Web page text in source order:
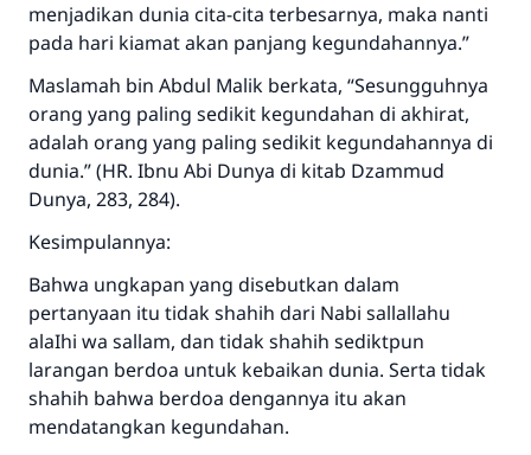
menjadikan dunia cita-cita terbesarnya, maka nanti
pada hari kiamat akan panjang kegundahannya.”
Maslamah bin Abdul Malik berkata, “Sesungguhnya
orang yang paling sedikit kegundahan di akhirat,
adalah orang yang paling sedikit kegundahannya di
dunia.” (HR. Ibnu Abi Dunya di kitab Dzammud
Dunya, 283, 284).
Kesimpulannya:
Bahwa ungkapan yang disebutkan dalam
pertanyaan itu tidak shahih dari Nabi sallallahu
alaIhi wa sallam, dan tidak shahih sediktpun
larangan berdoa untuk kebaikan dunia. Serta tidak
shahih bahwa berdoa dengannya itu akan
mendatangkan kegundahan.